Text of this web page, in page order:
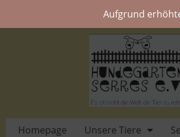
Aufgrund
Homepage Unsere Tiere